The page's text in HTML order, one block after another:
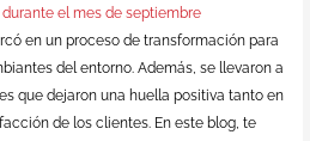
el mes de septiembre
en un proceso de transformación para
del entorno. Además, se llevaron a
que dejaron una huella positiva tanto en
de los clientes. En este blog, te